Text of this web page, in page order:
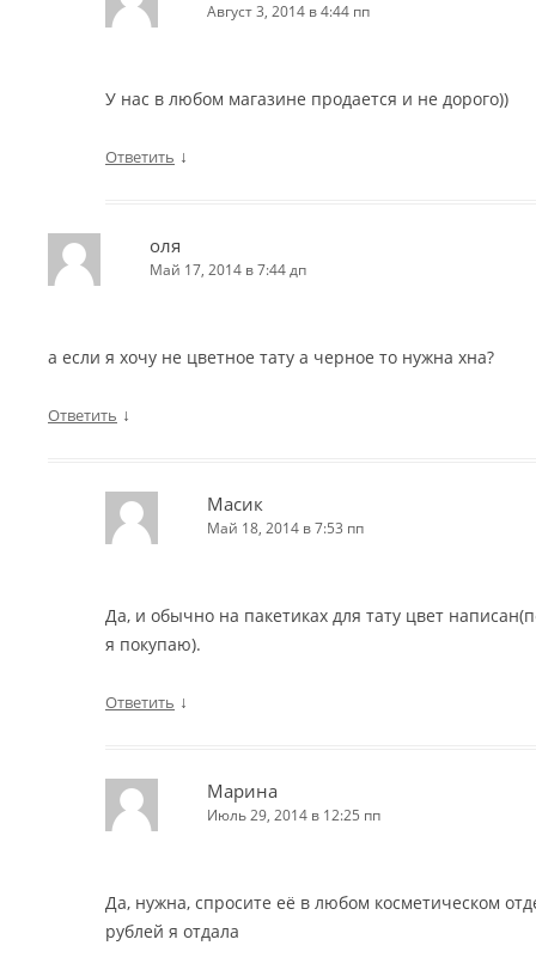
Август 3, 2014 в 4:44 пп
У нас в любом магазине продается и не дорого))
Ответить ↓
оля
Май 17, 2014 в 7:44 дп
а если я хочу не цветное тату а черное то нужна хна?
Ответить ↓
Масик
Май 18, 2014 в 7:53 пп
Да, и обычно на пакетиках для тату цвет
я покупаю).
Ответить ↓
Марина
Июль 29, 2014 в 12:25 пп
Да, нужна, спросите её в любом косметическом
рублей я отдала